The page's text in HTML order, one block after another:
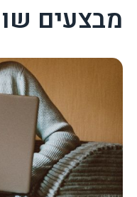
מבצעים